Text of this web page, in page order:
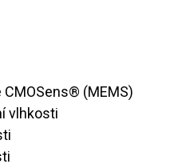
(MEMS)
vlhkosti